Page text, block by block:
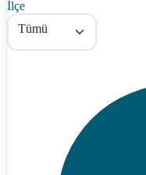
İlçe
Tümü